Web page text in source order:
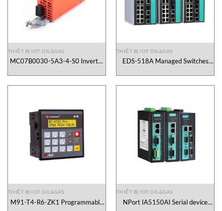
THIẾT BỊ IOT OIL&GAS
MC07B0030-5A3-4-S0 Inverter
THIẾT BỊ IOT OIL&GAS
EDS-518A Managed Switches
THIẾT BỊ IOT OIL&GAS
M91-T4-R6-ZK1 Programmable
THIẾT BỊ IOT OIL&GAS
NPort IA5150AI Serial device